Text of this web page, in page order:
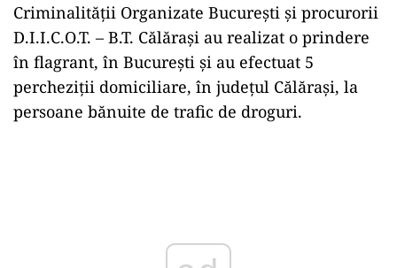
Criminalității Organizate București și procurorii
D.I.I.C.O.T. – B.T. Călărași au realizat o prindere
în flagrant, în București și au efectuat 5
percheziții domiciliare, în județul Călărași, la
persoane bănuite de trafic de droguri.